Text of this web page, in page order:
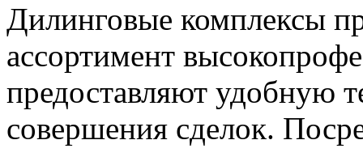
Дилинговые комплексы
ассортимент
предоставляют удобную
совершения сделок.